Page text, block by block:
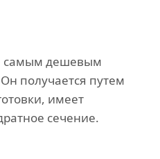
самым дешевым
получается путем
имеет
сечение.